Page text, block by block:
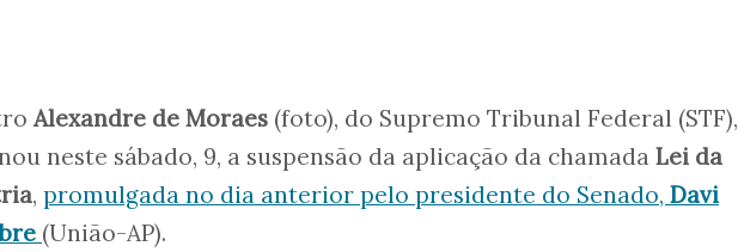
Alexandre de Moraes (foto), do Supremo Tribunal Federal (STF),
neste sábado, 9, a suspensão da aplicação da chamada Lei da
, promulgada no dia anterior pelo presidente do Senado, Davi
(União-AP).